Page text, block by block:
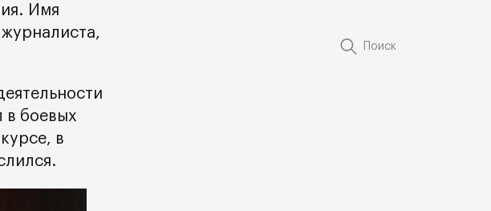
Имя
в боевых
в
Поиск